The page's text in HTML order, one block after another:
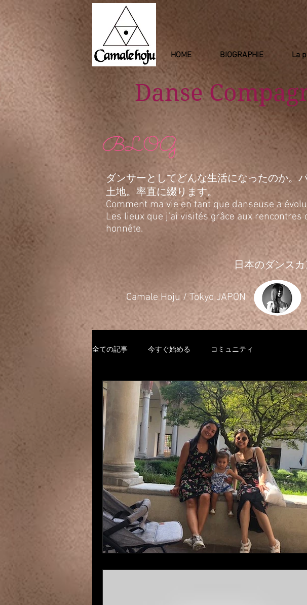
HOME BIOGRAPHIE La
Danse
BLOG
ダンサーとしてどんな生活になったのか。
土地。率直に綴ります。
Comment ma vie en tant que danseuse a
Les lieux que j’ai visités grâce aux
honnête.
日本のダンス
​Camale Hoju / Tokyo JAPON
全ての記事 今すぐ始める コミュニティ